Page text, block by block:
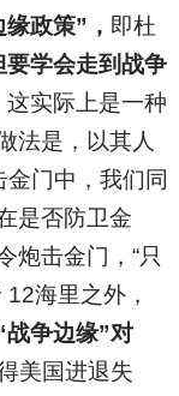
政策”， 即杜
学会走到战争
这实际上是一种
法是，以其人
门中，我们同
是否防卫金
炮击金门，“只
海里之外，
战争边缘”对
美国进退失